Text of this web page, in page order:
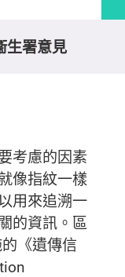
生署意見
考慮的因素
像指紋一樣
用來追溯一
的資訊。區
《遺傳信